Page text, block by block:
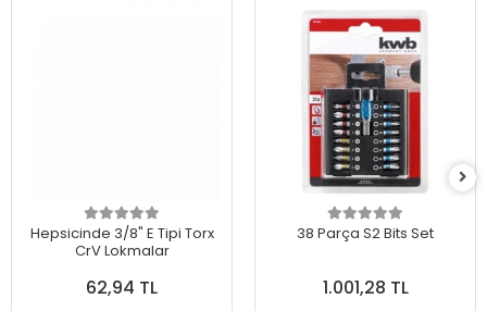
Hepsicinde 3/8" E Tipi Torx
CrV Lokmalar
62,94 TL
38 Parça S2 Bits Set
1.001,28 TL